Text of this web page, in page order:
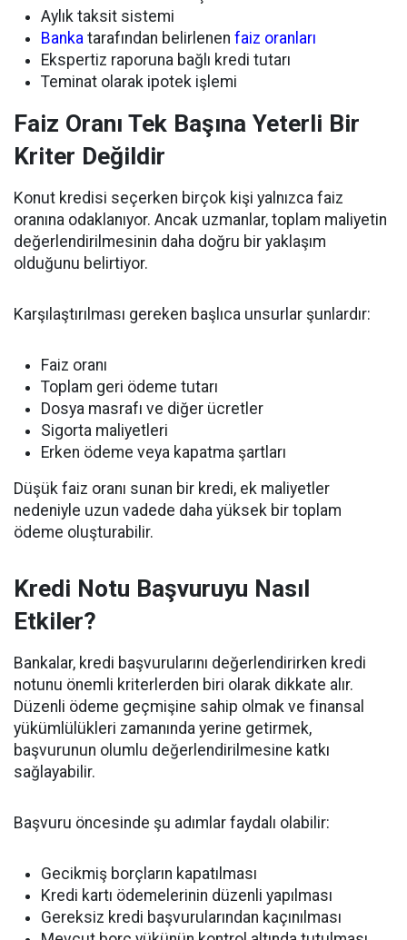
Aylık taksit sistemi
Banka tarafından belirlenen faiz oranları
Ekspertiz raporuna bağlı kredi tutarı
Teminat olarak ipotek işlemi
Faiz Oranı Tek Başına Yeterli Bir
Kriter Değildir
Konut kredisi seçerken birçok kişi yalnızca faiz
oranına odaklanıyor. Ancak uzmanlar, toplam maliyetin
değerlendirilmesinin daha doğru bir yaklaşım
olduğunu belirtiyor.
Karşılaştırılması gereken başlıca unsurlar şunlardır:
Faiz oranı
Toplam geri ödeme tutarı
Dosya masrafı ve diğer ücretler
Sigorta maliyetleri
Erken ödeme veya kapatma şartları
Düşük faiz oranı sunan bir kredi, ek maliyetler
nedeniyle uzun vadede daha yüksek bir toplam
ödeme oluşturabilir.
Kredi Notu Başvuruyu Nasıl
Etkiler?
Bankalar, kredi başvurularını değerlendirirken kredi
notunu önemli kriterlerden biri olarak dikkate alır.
Düzenli ödeme geçmişine sahip olmak ve finansal
yükümlülükleri zamanında yerine getirmek,
başvurunun olumlu değerlendirilmesine katkı
sağlayabilir.
Başvuru öncesinde şu adımlar faydalı olabilir:
Gecikmiş borçların kapatılması
Kredi kartı ödemelerinin düzenli yapılması
Gereksiz kredi başvurularından kaçınılması